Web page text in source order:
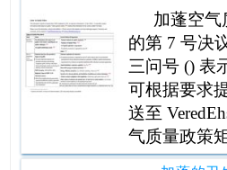
加蓬空气
的第 7 号决
三问号 () 表
可根据要求
送至
气质量政策
包括主要空